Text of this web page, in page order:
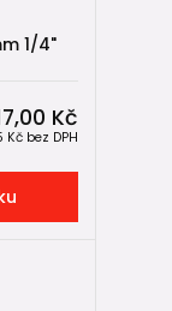
1/4"
Kč
Kč bez DPH